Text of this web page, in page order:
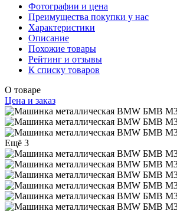
Фотографии и цена
Преимущества покупки у нас
Характеристики
Описание
Похожие товары
Рейтинг и отзывы
К списку товаров
О товаре
Цена и заказ
Ещё 3